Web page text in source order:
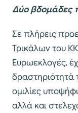
Δύο βδομάδες
Σε πλήρεις
Τρικάλων του
Ευρωεκλογές,
δραστηριότητά
ομιλίες
αλλά και